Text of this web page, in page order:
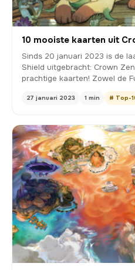
10 mooiste kaarten uit
Sinds 20 januari 2023 is de
Shield uitgebracht: Crown
prachtige kaarten! Zowel de
27 januari 2023 1 min # Top-